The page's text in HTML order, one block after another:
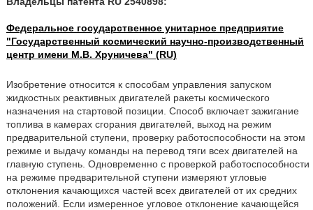
Федеральное государственное унитарное предприятие
"Государственный космический научно-производственный
центр имени М.В. Хруничева" (RU)
Изобретение относится к способам управления запуском
жидкостных реактивных двигателей ракеты космического
назначения на стартовой позиции. Способ включает зажигание
топлива в камерах сгорания двигателей, выход на режим
предварительной ступени, проверку работоспособности на этом
режиме и выдачу команды на перевод тяги всех двигателей на
главную ступень. Одновременно с проверкой работоспособности
на режиме предварительной ступени измеряют угловые
отклонения качающихся частей всех двигателей от их средних
положений. Если измеренное угловое отклонение качающейся